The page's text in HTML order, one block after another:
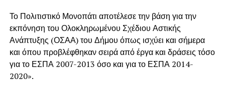
Το Πολιτιστικό Μονοπάτι αποτέλεσε την βάση για την
εκπόνηση του Ολοκληρωμένου Σχέδιου Αστικής
Ανάπτυξης (ΟΣΑΑ) του Δήμου όπως ισχύει και σήμερα
και όπου προβλέφθηκαν σειρά από έργα και δράσεις τόσο
για το ΕΣΠΑ 2007-2013 όσο και για το ΕΣΠΑ 2014-
2020».